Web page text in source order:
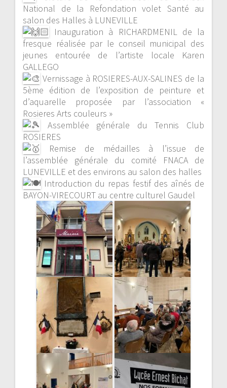
National de la Refondation volet Santé au
salon des Halles à LUNEVILLE
Inauguration à RICHARDMENIL de la
fresque réalisée par le conseil municipal des
jeunes entourée de l’artiste locale Karen
GALLEGO
Vernissage à ROSIERES-AUX-SALINES de la
5ème édition de l’exposition de peinture et
d’aquarelle proposée par l’association «
Rosieres Arts couleurs »
Assemblée générale du Tennis Club
ROSIERES
Remise de médailles à l’issue de
l’assemblée générale du comité FNACA de
LUNEVILLE et des environs au salon des halles
Introduction du repas festif des aînés de
BAYON-VIRECOURT au centre culturel Gaudel